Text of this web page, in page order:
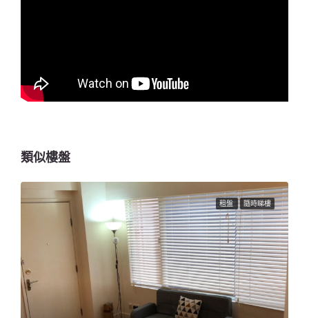
類似樓盤
租盤 隨時睇樓